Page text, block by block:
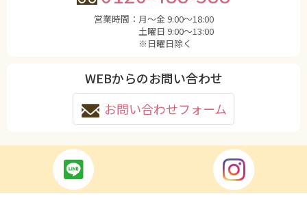
営業時間： 月〜金 9:00〜18:00
土曜日 9:00〜13:00
※日曜日除く
WEBからのお問い合わせ
お問い合わせフォーム